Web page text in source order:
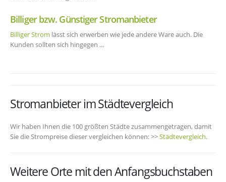
Billiger bzw. Günstiger Stromanbieter
Billiger Strom lässt sich erwerben wie jede andere Ware auch. Die
Kunden sollten sich hingegen ...
Stromanbieter im Städtevergleich
Wir haben Ihnen die 100 größten Städte zusammengetragen, damit
Sie die Strompreise dieser vergleichen können: >>Städtevergleich.
Weitere Orte mit den Anfangsbuchstaben